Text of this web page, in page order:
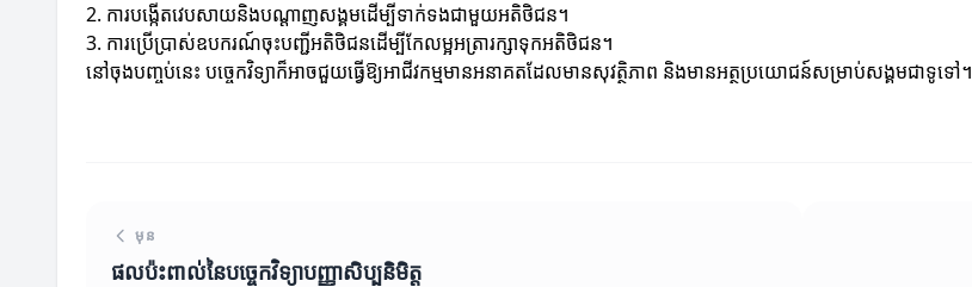
2. ការបង្កើតវេបសាយនិងបណ្ដាញសង្គមដើម្បីទាក់ទងជាមួយអតិថិជន។
3. ការប្រើប្រាស់ឧបករណ៍ចុះបញ្ជីអតិថិជនដើម្បីកែលម្អអត្រារក្សាទុកអតិថិជន។
នៅចុងបញ្ចប់នេះ បច្ចេកវិទ្យាក៏អាចជួយធ្វើឱ្យអាជីវកម្មមានអនាគតដែលមានសុវត្ថិភាព និងមានអត្ថប្រយោជន៍សម្រាប់សង្គមជាទូទៅ។
មុន
ផលប៉ះពាល់នៃបច្ចេកវិទ្យាបញ្ញាសិប្បនិមិត្ត